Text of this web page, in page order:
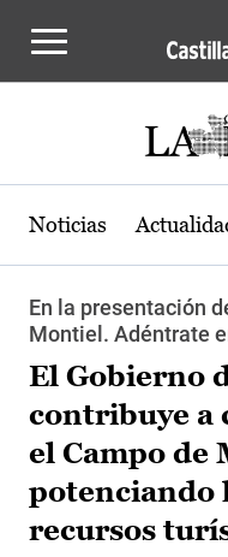
Noticias
En la presentación
Montiel. Adéntrate
El Gobierno
contribuye a
el Campo de
potenciando
recursos